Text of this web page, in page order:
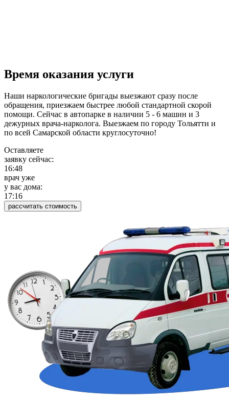
Время оказания услуги
Наши наркологические бригады выезжают сразу после
обращения, приезжаем быстрее любой стандартной скорой
помощи. Сейчас в автопарке в наличии 5 - 6 машин и 3
дежурных врача-нарколога. Выезжаем по городу Тольятти и
по всей Самарской области круглосуточно!
Оставляете
заявку сейчас:
16:48
врач уже
у вас дома:
17:16
рассчитать стоимость